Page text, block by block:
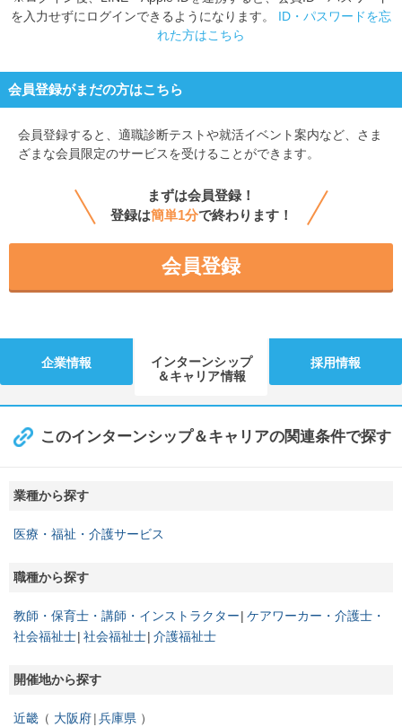
を入力せずにログインできるようになります。 ID・パスワードを忘
れた方はこちら
会員登録がまだの方はこちら
会員登録すると、 適職診断テストや就活イベント案内など、さま
ざまな会員限定のサービスを受けることができます。
まずは会員登録！
登録は簡単1分で終わります！
会員登録
企業情報
インターンシップ
＆キャリア情報
採用情報
このインターンシップ＆キャリアの関連条件で探す
業種から探す
医療・福祉・介護サービス
職種から探す
教師・保育士・講師・インストラクター ケアワーカー・介護士・
社会福祉士 社会福祉士 介護福祉士
開催地から探す
近畿 大阪府 兵庫県